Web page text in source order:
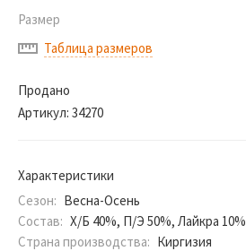
Размер
Таблица размеров
Продано
Артикул: 34270
Характеристики
Сезон: Весна-Осень
Состав: Х/Б 40%, П/Э 50%, Лайкра 10%
Страна производства: Киргизия